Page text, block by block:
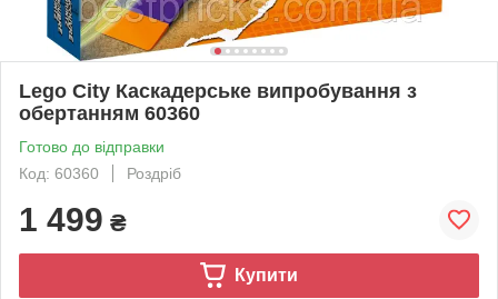
Lego City Каскадерське випробування з
обертанням 60360
Готово до відправки
Код: 60360
Роздріб
1 499 ₴
Купити